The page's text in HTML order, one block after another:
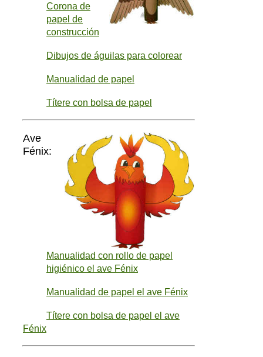
Corona de
papel de
construcción
Dibujos de águilas para colorear
Manualidad de papel
Títere con bolsa de papel
Ave
Fénix:
Manualidad con rollo de papel
higiénico el ave Fénix
Manualidad de papel el ave Fénix
Títere con bolsa de papel el ave
Fénix